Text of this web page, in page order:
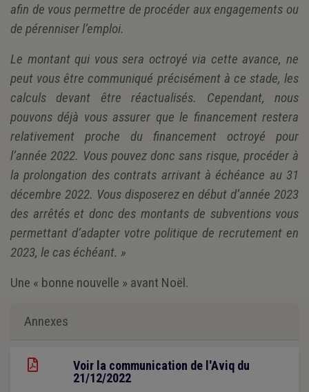
afin de vous permettre de procéder aux engagements ou
de pérenniser l’emploi.
Le montant qui vous sera octroyé via cette avance, ne
peut vous être communiqué précisément à ce stade, les
calculs devant être réactualisés. Cependant, nous
pouvons déjà vous assurer que le financement restera
relativement proche du financement octroyé pour
l’année 2022. Vous pouvez donc sans risque, procéder à
la prolongation des contrats arrivant à échéance au 31
décembre 2022. Vous disposerez en début d’année 2023
des arrêtés et donc des montants de subventions vous
permettant d’adapter votre politique de recrutement en
2023, le cas échéant. »
Une « bonne nouvelle » avant Noël.
Annexes
Voir la communication de l'Aviq du
21/12/2022